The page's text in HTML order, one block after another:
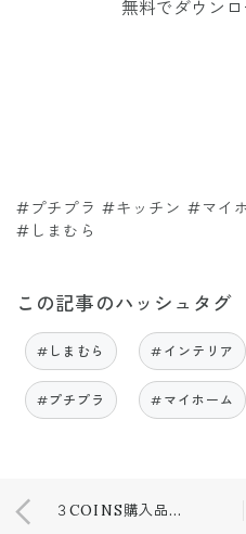
無料でダウン
#プチプラ #キッチン #マイ
#しまむら
この記事のハッシュタグ
#しまむら #インテリア
#プチプラ #マイホーム
３COINS購入品♡高見えアクセサリー✨